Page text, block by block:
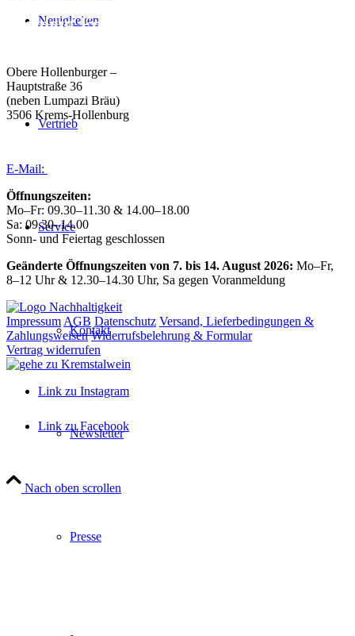
Neuigkeiten
Vertrieb
Service
Kontakt
Newsletter
Presse
Weingut Forstreiter GmbH
Obere Hollenburger –
Hauptstraße 36
(neben Lumpazi Bräu)
3506 Krems-Hollenburg
E-Mail:
Öffnungszeiten:
Mo–Fr: 09.30–11.30 & 14.00–18.00
Sa: 09.30–14.00
Sonn- und Feiertag geschlossen
Geänderte Öffnungszeiten von 7. bis 14. August 2026: Mo–Fr,
8–12 Uhr & 12.30–14.30 Uhr, Sa gegen Voranmeldung
Impressum AGB Datenschutz Versand, Lieferbedingungen &
Zahlungsweisen Widerrufsbelehrung & Formular
Vertrag widerrufen
Link zu Instagram
Link zu Facebook
Nach oben scrollen